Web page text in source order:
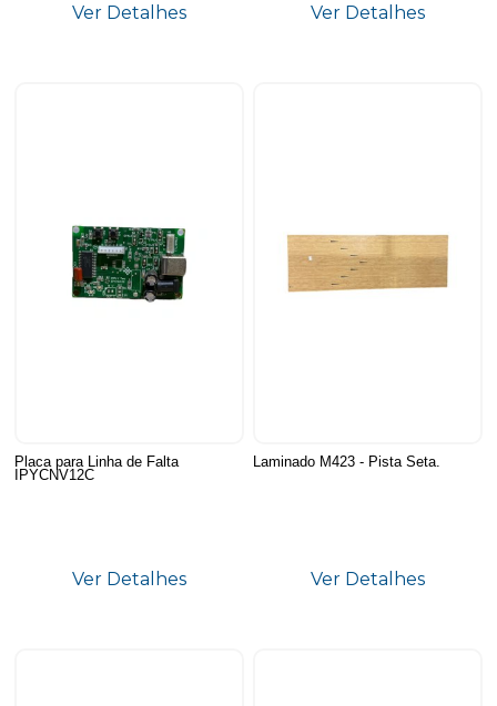
Ver Detalhes Ver Detalhes
Placa para Linha de Falta
IPYCNV12C
Ver Detalhes
Laminado M423 - Pista Seta.
Ver Detalhes